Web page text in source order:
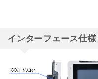
インターフェース仕様